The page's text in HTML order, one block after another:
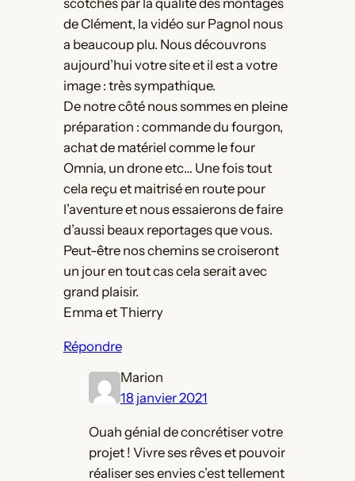
scotchés par la qualité des montages
de Clément, la vidéo sur Pagnol nous
a beaucoup plu. Nous découvrons
aujourd’hui votre site et il est a votre
image : très sympathique.
De notre côté nous sommes en pleine
préparation : commande du fourgon,
achat de matériel comme le four
Omnia, un drone etc… Une fois tout
cela reçu et maitrisé en route pour
l’aventure et nous essaierons de faire
d’aussi beaux reportages que vous.
Peut-être nos chemins se croiseront
un jour en tout cas cela serait avec
grand plaisir.
Emma et Thierry
Répondre
Marion
18 janvier 2021
Ouah génial de concrétiser votre
projet ! Vivre ses rêves et pouvoir
réaliser ses envies c’est tellement